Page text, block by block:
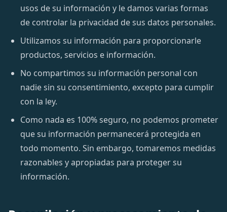
usos de su información y le damos varias formas
de controlar la privacidad de sus datos personales.
Utilizamos su información para proporcionarle
productos, servicios e información.
No compartimos su información personal con
nadie sin su consentimiento, excepto para cumplir
con la ley.
Como nada es 100% seguro, no podemos prometer
que su información permanecerá protegida en
todo momento. Sin embargo, tomaremos medidas
razonables y apropiadas para proteger su
información.